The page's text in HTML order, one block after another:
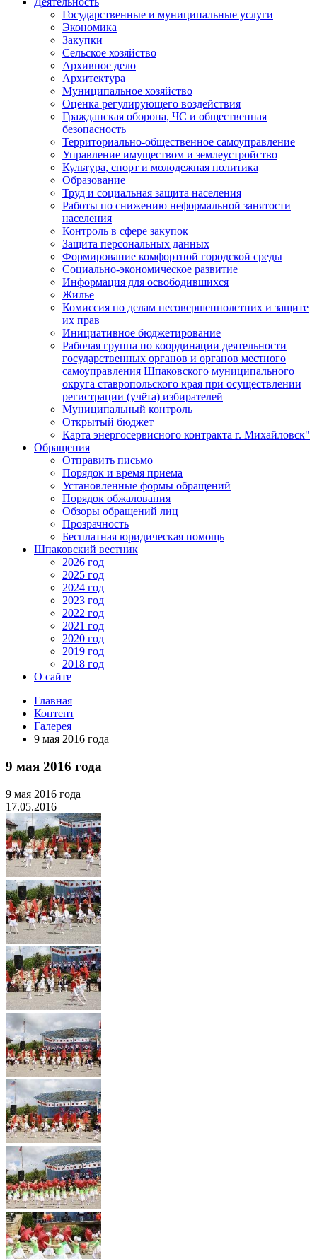
Государственные и муниципальные услуги
Экономика
Закупки
Сельское хозяйство
Архивное дело
Архитектура
Муниципальное хозяйство
Оценка регулирующего воздействия
Гражданская оборона, ЧС и общественная
безопасность
Территориально-общественное самоуправление
Управление имуществом и землеустройство
Культура, спорт и молодежная политика
Образование
Труд и социальная защита населения
Работы по снижению неформальной занятости
населения
Контроль в сфере закупок
Защита персональных данных
Формирование комфортной городской среды
Социально-экономическое развитие
Информация для освободившихся
Жилье
Комиссия по делам несовершеннолетних и защите
их прав
Инициативное бюджетирование
Рабочая группа по координации деятельности
государственных органов и органов местного
самоуправления Шпаковского муниципального
округа ставропольского края при осуществлении
регистрации (учёта) избирателей
Муниципальный контроль
Открытый бюджет
Карта энергосервисного контракта г. Михайловск"
Обращения
Отправить письмо
Порядок и время приема
Установленные формы обращений
Порядок обжалования
Обзоры обращений лиц
Прозрачность
Бесплатная юридическая помощь
Шпаковский вестник
2026 год
2025 год
2024 год
2023 год
2022 год
2021 год
2020 год
2019 год
2018 год
О сайте
Главная
Контент
Галерея
9 мая 2016 года
9 мая 2016 года
9 мая 2016 года
17.05.2016